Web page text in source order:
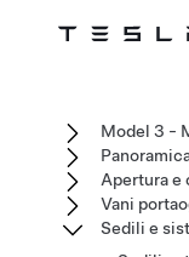
Model 3 -
Apertura e
Vani
Sedili e